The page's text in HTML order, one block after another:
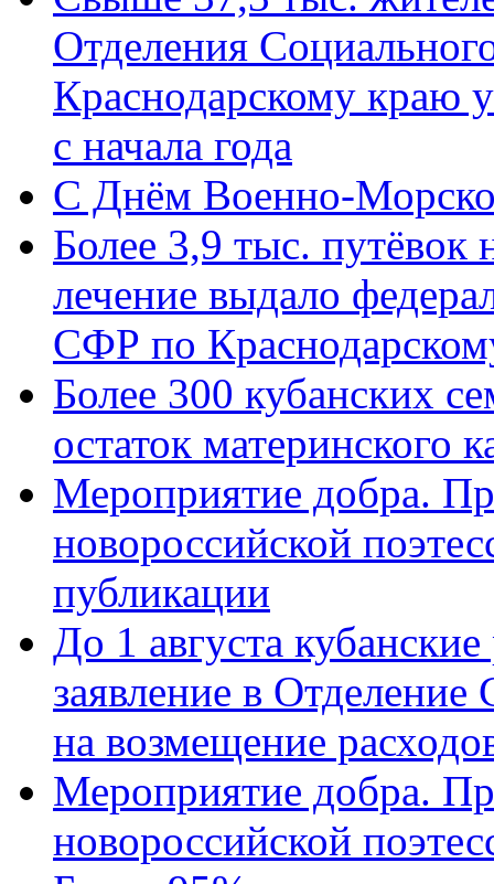
Отделения
Краснодарскому краю
с начала года
C Днём Военно-
Более 3,9 тыс. путёвок
лечение выдало
СФР по
Более 300 кубанских
остаток материнского
Мероприятие добра.
новороссийской
публикации
До 1 августа
заявление в
на возмещение
Мероприятие добра.
новороссийской